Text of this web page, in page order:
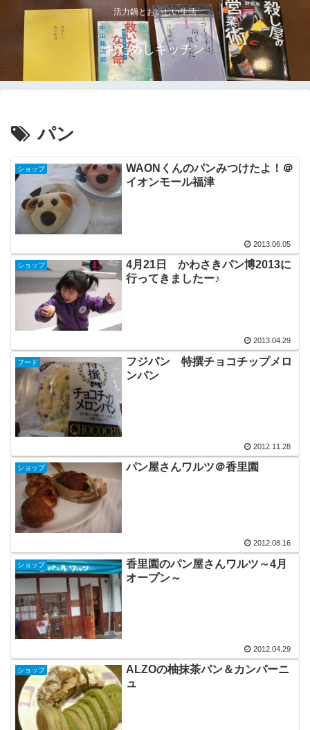
活力鍋とおいしい生活
おためしキッチン
パン
ショップ
WAONくんのパンみつけたよ！＠
イオンモール福津
2013.06.05
ショップ
4月21日 かわさきパン博2013に
行ってきましたー♪
2013.04.29
フード
フジパン 特撰チョコチップメロ
ンパン
2012.11.28
ショップ パン屋さんワルツ＠香里園
2012.08.16
ショップ
香里園のパン屋さんワルツ～4月
オープン～
2012.04.29
ショップ
ALZOの柚抹茶パン＆カンパーニ
ュ